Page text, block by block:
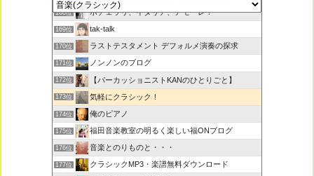
168位 ボチェッリ、イタリア、アモーレ！
169位 tak-talk
170位 ラストテスタメント デフォルメ演奏の探求
171位 ノンノンのブログ
172位 【パーカッショニストKANのひとりごと】
173位 気軽にクラシック！
174位 俺のピアノ
175位 福田音楽教室の明るく楽しい福ONブログ
176位 音楽とのりものと・・・
177位 クラシックMP3・楽譜無料ダウンロード